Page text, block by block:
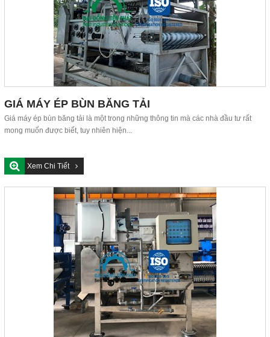
GIÁ MÁY ÉP BÙN BĂNG TẢI
Giá máy ép bùn băng tải là một trong những thông tin mà các nhà đầu tư rất
mong muốn được biết, tuy nhiên hiện...
Xem Chi Tiết